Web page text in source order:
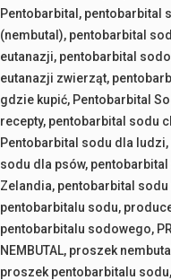
Pentobarbital , pentobarbital
(nembutal), pentobarbital
eutanazji, pentobarbital
eutanazji zwierząt,
gdzie kupić, Pentobarbital
recepty, pentobarbital sodu
Pentobarbital sodu dla ludzi,
sodu dla psów, pentobarbital
Zelandia, pentobarbital sodu
pentobarbitalu sodu,
pentobarbitalu sodowego,
NEMBUTAL, proszek
proszek pentobarbitalu sodu,